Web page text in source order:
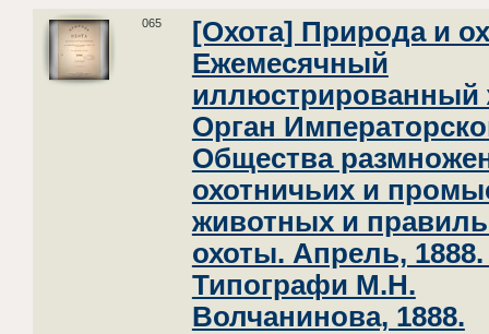
065
[Охота] Природа и
Ежемесячный
иллюстрированный
Орган
Общества
охотничьих и
животных и
охоты. Апрель,
Типографи М.Н.
Волчанинова, 1888.